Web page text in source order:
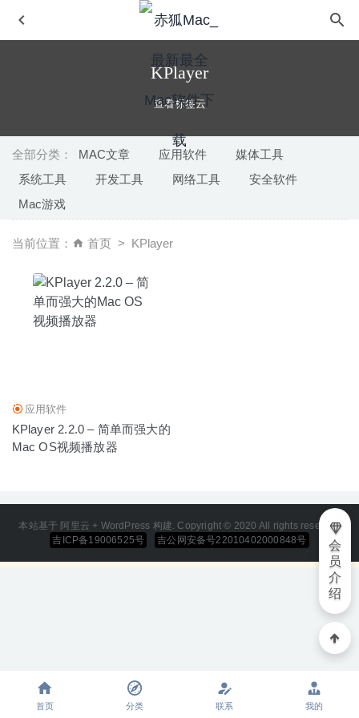
KPlayer
查看标签云
全部分类： MAC文章 应用软件
媒体工具
系统工具
开发工具 网络工具
安全软件
Mac游戏
当前位置： 首页 KPlayer
应用软件
KPlayer 2.2.0 – 简单而强大的
Mac OS视频播放器
本站基于 阿里云 + WordPress 构建. Copyright © 2020 All rights reserved
吉ICP备19006525号
吉公网安备号22010402000848号
会
员
介
绍
2023-12-18
Ulysses 19.1 中文版-最好用的Markdown写作神器
Xojo 2023.2.0 – 跨平台的可视化开发平台
ImageRanger Pro Edition 1.7.5.1604 – 图片管理软件
2020-08-10
首页 分类 联系 我的